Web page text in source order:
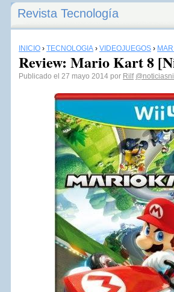
Revista Tecnología
INICIO › TECNOLOGÍA › VIDEOJUEGOS ›
Review: Mario Kart 8
Publicado el 27 mayo 2014 por Rilf